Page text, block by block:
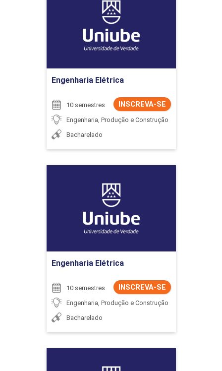
Engenharia Elétrica
INSCREVA-SE
10 semestres
Engenharia, Produção e Construção
Bacharelado
Detalhes do curso
Engenharia Elétrica
INSCREVA-SE
10 semestres
Engenharia, Produção e Construção
Bacharelado
Detalhes do curso